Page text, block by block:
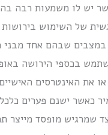
יש לו משמעות רבה
של השימוש בירושות
במצבים שבהם אחד מבני
בכספי הירושה
או את האינטרסים
כאשר ישנם פערים
שמרגיש מופסד מייצר